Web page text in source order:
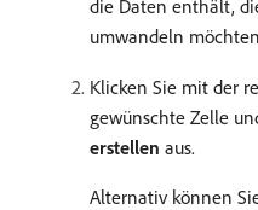
die Daten enthält,
umwandeln
Klicken Sie mit der
gewünschte Zelle
erstellen aus.
Alternativ können